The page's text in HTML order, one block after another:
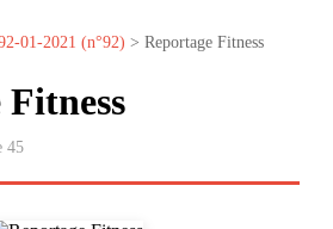
01-2021 (n°92) > Reportage Fitness
45